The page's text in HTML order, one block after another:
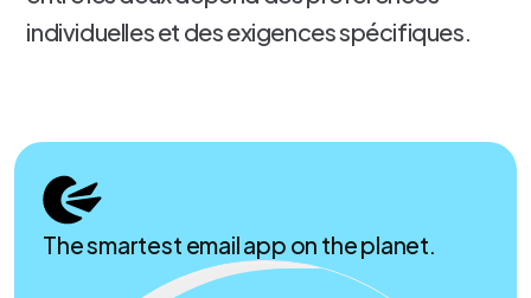
individuelles et des exigences spécifiques.
The smartest email app on the planet.